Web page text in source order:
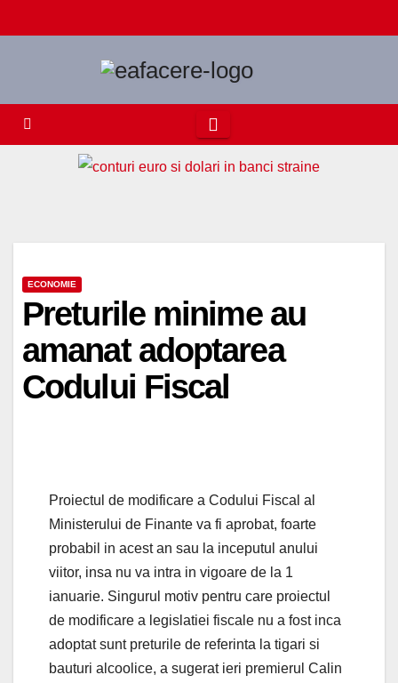
to
ECONOMIE
Preturile minime au
amanat adoptarea
Codului Fiscal
Proiectul de modificare a Codului Fiscal al
Ministerului de Finante va fi aprobat, foarte
probabil in acest an sau la inceputul anului
viitor, insa nu va intra in vigoare de la 1
ianuarie. Singurul motiv pentru care proiectul
de modificare a legislatiei fiscale nu a fost inca
adoptat sunt preturile de referinta la tigari si
bauturi alcoolice, a sugerat ieri premierul Calin